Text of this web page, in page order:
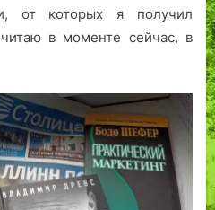
от которых я получил
в моменте сейчас, в